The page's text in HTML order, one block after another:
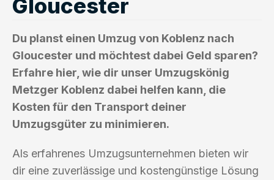
Gloucester
Du planst einen Umzug von Koblenz nach
Gloucester und möchtest dabei Geld sparen?
Erfahre hier, wie dir unser Umzugskönig
Metzger Koblenz dabei helfen kann, die
Kosten für den Transport deiner
Umzugsgüter zu minimieren.
Als erfahrenes Umzugsunternehmen bieten wir
dir eine zuverlässige und kostengünstige Lösung